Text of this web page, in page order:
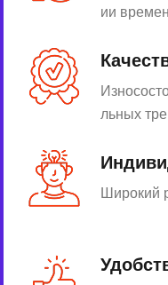
ии
льных
Широкий